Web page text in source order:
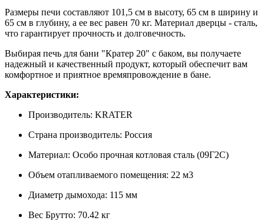
Размеры печи составляют 101,5 см в высоту, 65 см в ширину и
65 см в глубину, а ее вес равен 70 кг. Материал дверцы - сталь,
что гарантирует прочность и долговечность.
Выбирая печь для бани "Кратер 20" с баком, вы получаете
надежный и качественный продукт, который обеспечит вам
комфортное и приятное времяпровождение в бане.
Характеристики:
Производитель: KRATER
Страна производитель: Россия
Материал: Особо прочная котловая сталь (09Г2С)
Объем отапливаемого помещения: 22 м3
Диаметр дымохода: 115 мм
Вес Брутто: 70.42 кг